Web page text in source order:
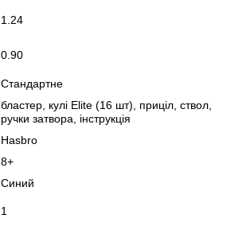
1.24
0.90
Стандартне
бластер, кулі Elite (16 шт), приціл, ствол,
ручки затвора, інструкція
Hasbro
8+
Синий
1